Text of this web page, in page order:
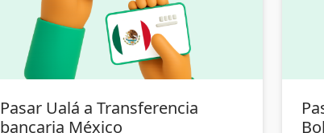
Pasar Ualá a Transferencia
bancaria México